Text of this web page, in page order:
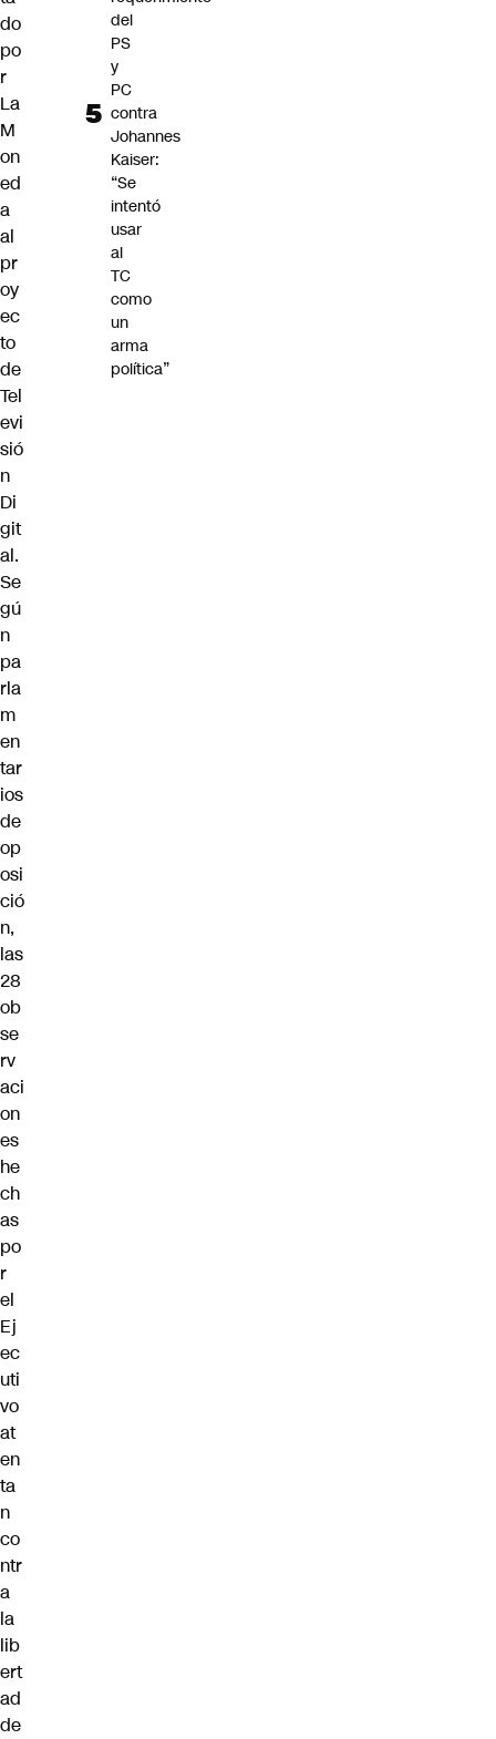
do
po
r
La
M
on
ed
a
al
pr
oy
ec
to
de
Tel
evi
sió
n
Di
git
al.
Se
gú
n
pa
rla
m
en
tar
ios
de
op
osi
ció
n,
las
28
ob
se
rv
aci
on
es
he
ch
as
po
r
el
Ej
ec
uti
vo
at
en
ta
n
co
ntr
a
la
lib
ert
ad
de
del
PS
y
PC
contra
Johannes
Kaiser:
“Se
intentó
usar
al
TC
como
un
arma
política”